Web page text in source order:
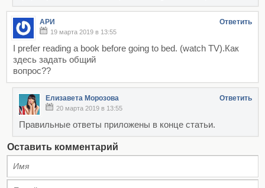
АРИ Ответить
19 марта 2019 в 13:55
I prefer reading a book before going to bed. (watch TV).Как
здесь задать общий
вопрос??
Елизавета Морозова Ответить
20 марта 2019 в 13:55
Правильные ответы приложены в конце статьи.
Оставить комментарий